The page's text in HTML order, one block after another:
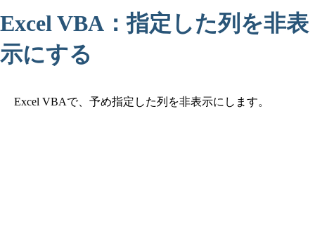
Excel VBA：指定した列を非表
示にする
Excel VBAで、予め指定した列を非表示にします。